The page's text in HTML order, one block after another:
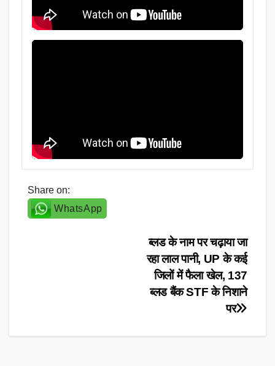
Share on:
WhatsApp
ब्लड के नाम पर चढ़ाया जा
रहा लाल पानी, UP के कई
जिलों में फैला खेल, 137
ब्लड बैंक STF के निशाने
पर